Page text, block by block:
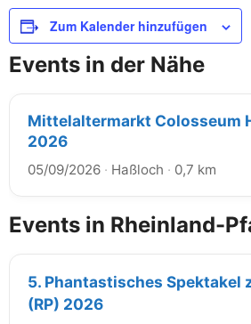
Zum Kalender hinzufügen
Events in der Nähe
Mittelaltermarkt Colosseum
2026
05/09/2026 · Haßloch · 0,7 km
Events in Rheinland-
5. Phantastisches Spektakel
(RP) 2026